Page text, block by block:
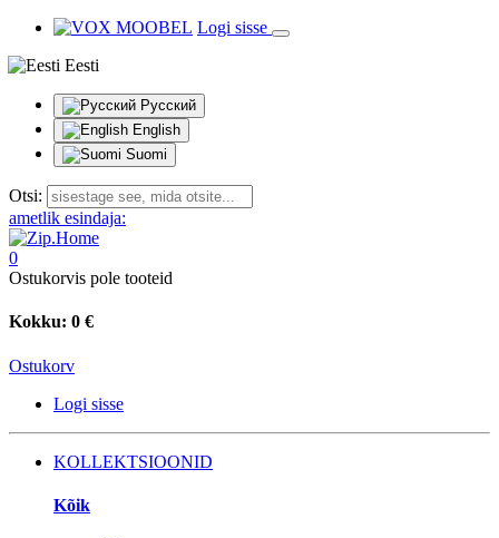
Logi sisse
Eesti
Русский
English
Suomi
Otsi:
ametlik esindaja:
0
Ostukorvis pole tooteid
Kokku: 0 €
Ostukorv
Logi sisse
KOLLEKTSIOONID
Kõik